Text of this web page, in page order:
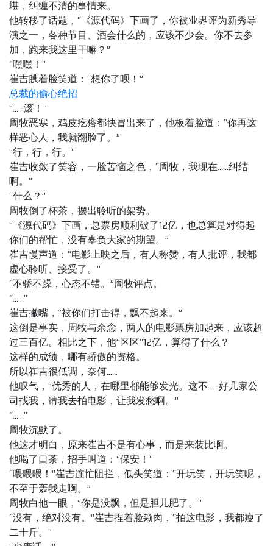
堪，纠缠不清的事情来。
他转移了话题，“《源代码》下画了，你被业界评为新秀导
演之一，各种节目、酒会什么的，应该不少会。你不去参
加，跑来我这里干嘛？”
“嘿嘿！”
崔吉腆着脸笑道：“想你了呗！”
总裁的偷心绝招
“……滚！”
周牧恶寒，鸡皮疙瘩都快冒出来了，他板着脸道：“你再这
样恶心人，我就翻脸了。”
“行，行，行。”
崔吉收敛了笑容，一脸苦恼之色，“周牧，我现在……纠结
啊。”
“什么？”
周牧倒了杯茶，摆出聆听的架势。
“《源代码》下画，总票房顺利破了12亿，也总算是对得起
你们的帮忙，没有辜负大家的期望。”
崔吉慢声道：“电影上映之后，有人称赞，有人批评，我都
虚心聆听、接受了。”
“不骄不躁，心态不错。”周牧评点。
“……”
崔吉撇嘴，“被你们打击得，飘不起来。”
这倒是事实，周牧与余念，两人的电影票房加起来，应该超
过三百亿。相比之下，他“区区”12亿，算得了什么？
这样的成绩，哪有骄傲的资格。
所以崔吉很低调，奈何……
他叹气，“优秀的人，在哪里都能够发光。这不……好几家公
司找我，请我去拍电影，让我发愁啊。”
“……”
周牧沉默了。
他这才明白，原来崔吉不是有心事，而是来装比啊。
他喝了口茶，招手叫道：“保安！”
“喂喂喂！”崔吉连忙阻拦，低头笑道：“开玩笑，开玩笑呢，
不至于轰我走啊。”
周牧白他一眼，“你是没飘，但是胆儿肥了。”
“没有，绝对没有。”崔吉捏着脸颊肉，“拍这电影，我都瘦了
二十斤。”